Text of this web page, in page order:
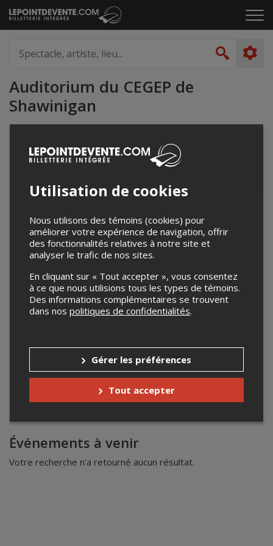
Passer
au
le
artiste,
lieu...
Auditorium du CEGEP de
Shawinigan
Shawinigan, QC
Canada
−
Événements à venir
Votre recherche n'a retourné aucun résultat.
Utilisation de cookies
Nous utilisons des témoins (cookies) pour
améliorer votre expérience de navigation, offrir
des fonctionnalités relatives à notre site et
analyser le trafic de nos sites.
En cliquant sur « Tout accepter », vous consentez
à ce que nous utilisions tous les types de témoins.
Des informations complémentaires se trouvent
dans nos politiques de confidentialités.
Gérer les préférences
Tout accepter